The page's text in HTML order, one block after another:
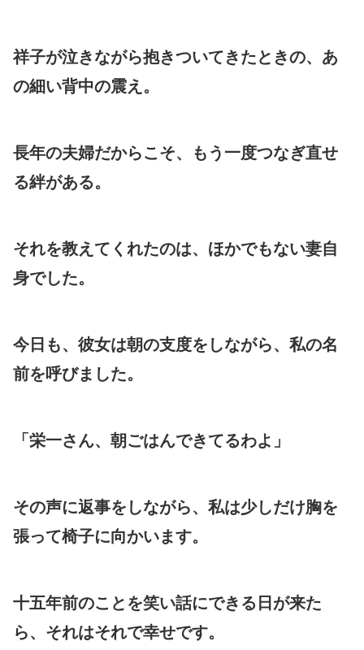
祥子が泣きながら抱きついてきたときの、あ
の細い背中の震え。
長年の夫婦だからこそ、もう一度つなぎ直せ
る絆がある。
それを教えてくれたのは、ほかでもない妻自
身でした。
今日も、彼女は朝の支度をしながら、私の名
前を呼びました。
「栄一さん、朝ごはんできてるわよ」
その声に返事をしながら、私は少しだけ胸を
張って椅子に向かいます。
十五年前のことを笑い話にできる日が来た
ら、それはそれで幸せです。